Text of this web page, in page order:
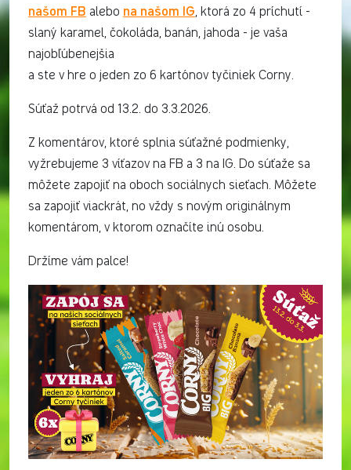
našom FB alebo na našom IG, ktorá zo 4 príchutí -
slaný karamel, čokoláda, banán, jahoda - je vaša
najobľúbenejšia
a ste v hre o jeden zo 6 kartónov tyčiniek Corny.
Súťaž potrvá od 13.2. do 3.3.2026.
Z komentárov, ktoré splnia súťažné podmienky,
vyžrebujeme 3 víťazov na FB a 3 na IG. Do súťaže sa
môžete zapojiť na oboch sociálnych sieťach. Môžete
sa zapojiť viackrát, no vždy s novým originálnym
komentárom, v ktorom označíte inú osobu.
Držíme vám palce!